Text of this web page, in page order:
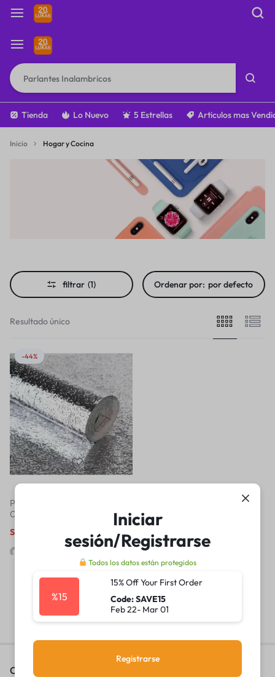
Tienda Lo Nuevo 5 Estrellas Articulos mas
Inicio Hogar y Cocina
filtrar (1) Ordenar por: por defecto
Resultado único
-44%
Papel Aluminio Adhesivo Para
Cocina 5m x 60cm 202214
S/
Contáctanos
Iniciar
sesión/Registrarse
Todos los datos están protegidos
%15
15% Off Your First Order
Code: SAVE15
Feb 22- Mar 01
Registrarse